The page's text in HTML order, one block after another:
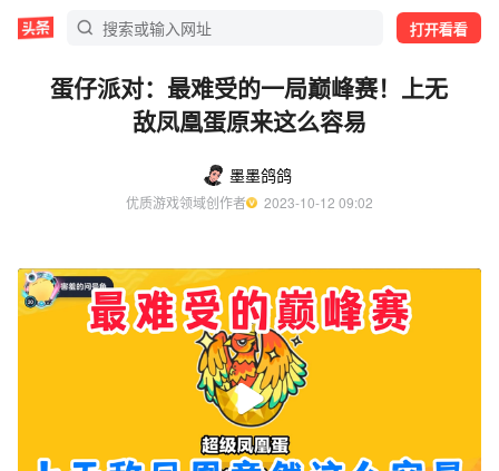
打开看看
蛋仔派对：最难受的一局巅峰赛！上无
敌凤凰蛋原来这么容易
墨墨鸽鸽
优质游戏领域创作者
  2023-10-12 09:02